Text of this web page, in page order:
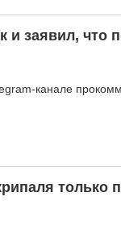
заявил, что
канале
только